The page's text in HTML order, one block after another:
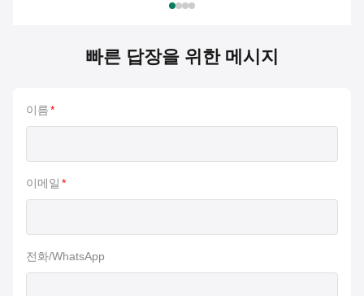
빠른 답장을 위한 메시지
이름*
이메일 *
전화/WhatsApp